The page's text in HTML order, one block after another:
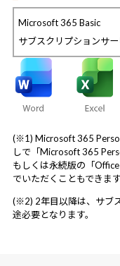
Microsoft 365 Basic
サブスクリプションサ
(※1) Microsoft 365
しで「Microsoft 365
もしくは永続版の「
でいただくこともできます
(※2) 2年目以降は、サブ
途必要となります。